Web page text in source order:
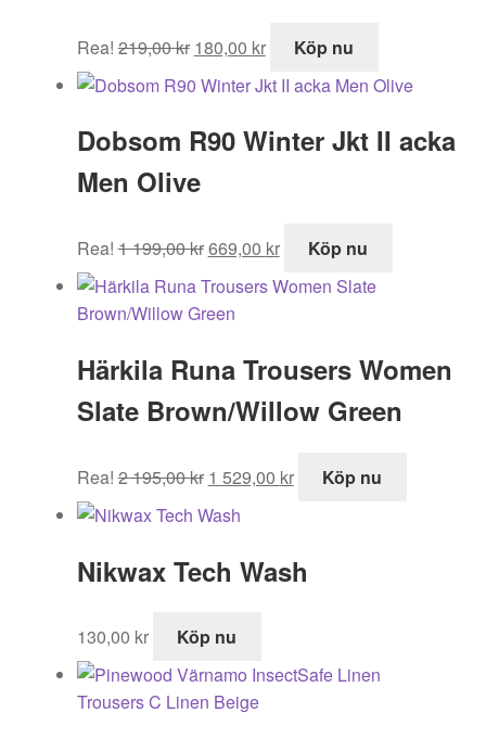
Rea! 219,00kr
ursprungliga
priset
219,00 kr.
180,00 kr
nuvarande
priset
180,00 kr.
Köp nu
Dobsom R90 Winter Jkt II acka
Men Olive
Rea! 1 199,00kr
ursprungliga
priset
var:
199,00 kr.
669,00 kr
nuvarande
priset
Köp nu
Härkila Runa Trousers Women
Slate Brown/Willow Green
Rea! 2 195,00kr
ursprungliga
priset
2
1 529,00 kr
nuvarande
1
Köp nu
Nikwax Tech Wash
130,00 kr Köp nu